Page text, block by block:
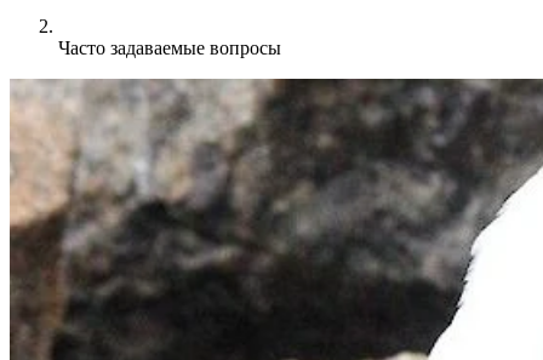
Часто задаваемые вопросы